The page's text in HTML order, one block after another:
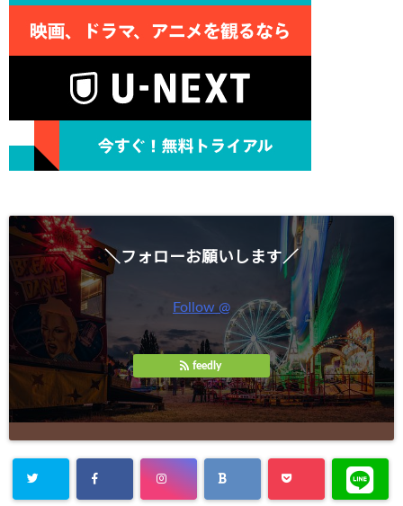
＼フォローお願いします／
Follow @
feedly